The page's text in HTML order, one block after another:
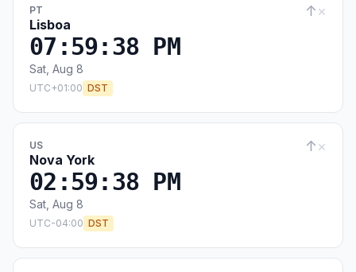
PT
Lisboa
↑×
07:59:39 PM
Sat, Aug 8
UTC+01:00 DST
US
Nova York
↑×
02:59:39 PM
Sat, Aug 8
UTC-04:00 DST